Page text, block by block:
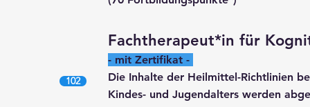
102
Fachtherapeut*in für
- mit Zertifikat -
Die Inhalte der Heilmittel-Richtlinien
Kindes- und Jugendalters werden